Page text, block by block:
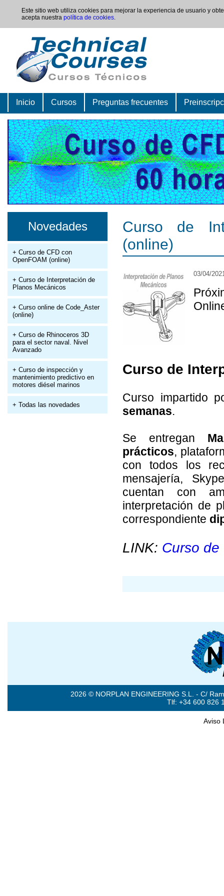
Este sitio web utiliza cookies para mejorar la experiencia de usuario y
acepta nuestra política de cookies.
Inicio Cursos Preguntas frecuentes
Novedades
+ Curso de CFD con
OpenFOAM (online)
+ Curso de Interpretación de
Planos Mecánicos
+ Curso online de Code_Aster
(online)
+ Curso de Rhinoceros 3D
para el sector naval. Nivel
Avanzado
+ Curso de inspección y
mantenimiento predictivo en
motores diésel marinos
+ Todas las novedades
Curso de
(online)
03/04/
Curso de
Curso impartido
semanas.
Se entregan
prácticos,
con todos los
mensajería,
cuentan con
interpretación de
correspondiente
LINK: Curso
2026 © NORPLAN ENGINEERING S.L. - C/
Tlf: +34 600 826
Aviso